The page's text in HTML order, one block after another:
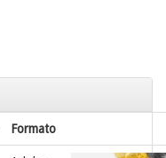
Formato